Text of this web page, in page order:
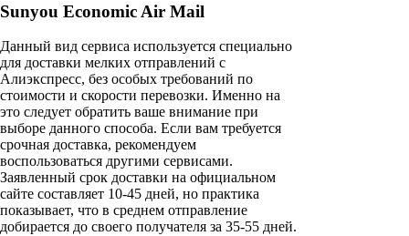
Sunyou Economic Air Mail
Данный вид сервиса используется специально
для доставки мелких отправлений с
Алиэкспресс, без особых требований по
стоимости и скорости перевозки. Именно на
это следует обратить ваше внимание при
выборе данного способа. Если вам требуется
срочная доставка, рекомендуем
воспользоваться другими сервисами.
Заявленный срок доставки на официальном
сайте составляет 10-45 дней, но практика
показывает, что в среднем отправление
добирается до своего получателя за 35-55 дней.